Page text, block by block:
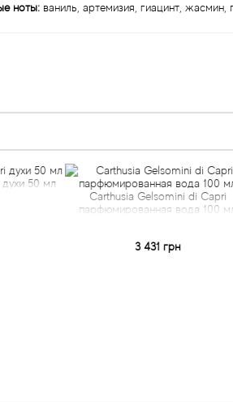
ноты: ваниль, артемизия, гиацинт, жасмин,
Carthusia Gelsomini di Capri
парфюмированная вода 100 мл